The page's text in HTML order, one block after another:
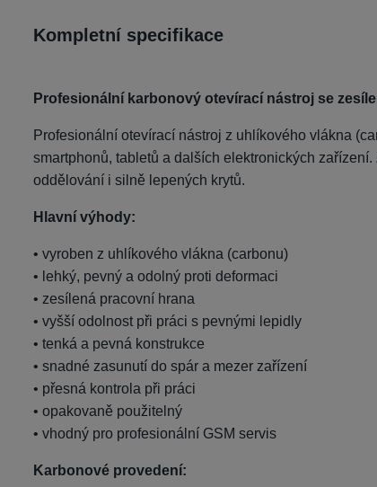
Kompletní specifikace
Profesionální karbonový otevírací nástroj se
Profesionální otevírací nástroj z uhlíkového vlákna
smartphonů, tabletů a dalších elektronických
oddělování i silně lepených krytů.
Hlavní výhody:
• vyroben z uhlíkového vlákna (carbonu)
• lehký, pevný a odolný proti deformaci
• zesílená pracovní hrana
• vyšší odolnost při práci s pevnými lepidly
• tenká a pevná konstrukce
• snadné zasunutí do spár a mezer zařízení
• přesná kontrola při práci
• opakovaně použitelný
• vhodný pro profesionální GSM servis
Karbonové provedení: